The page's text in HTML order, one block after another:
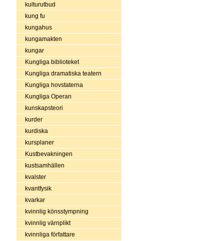
kulturutbud
kung fu
kungahus
kungamakten
kungar
Kungliga biblioteket
Kungliga dramatiska teatern
Kungliga hovstaterna
Kungliga Operan
kunskapsteori
kurder
kurdiska
kursplaner
Kustbevakningen
kustsamhällen
kvalster
kvantfysik
kvarkar
kvinnlig könsstympning
kvinnlig värnplikt
kvinnliga författare